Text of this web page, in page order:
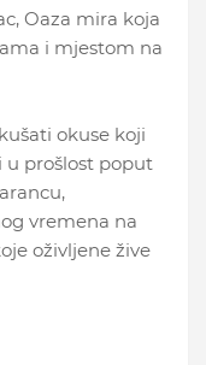
Oaza mira koja
i mjestom na
okuse koji
u prošlost poput
vremena na
oživljene žive